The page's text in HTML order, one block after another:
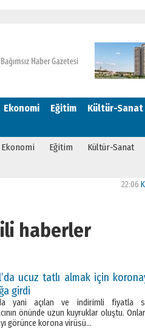
Ekonomi Eğitim Kültür-Sanat
Ekonomi Eğitim Kültür-Sanat
haberler
ucuz tatlı almak için
girdi
yani açılan ve indirimli fiyatla
önünde uzun kuyruklar oluştu.
görünce korona virüsü…